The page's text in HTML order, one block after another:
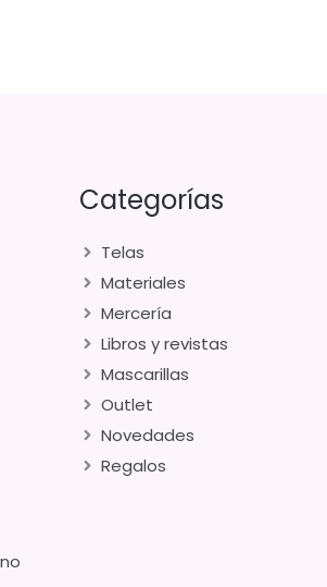
Categorías
Telas
Materiales
Mercería
Libros y revistas
Mascarillas
Outlet
Novedades
Regalos